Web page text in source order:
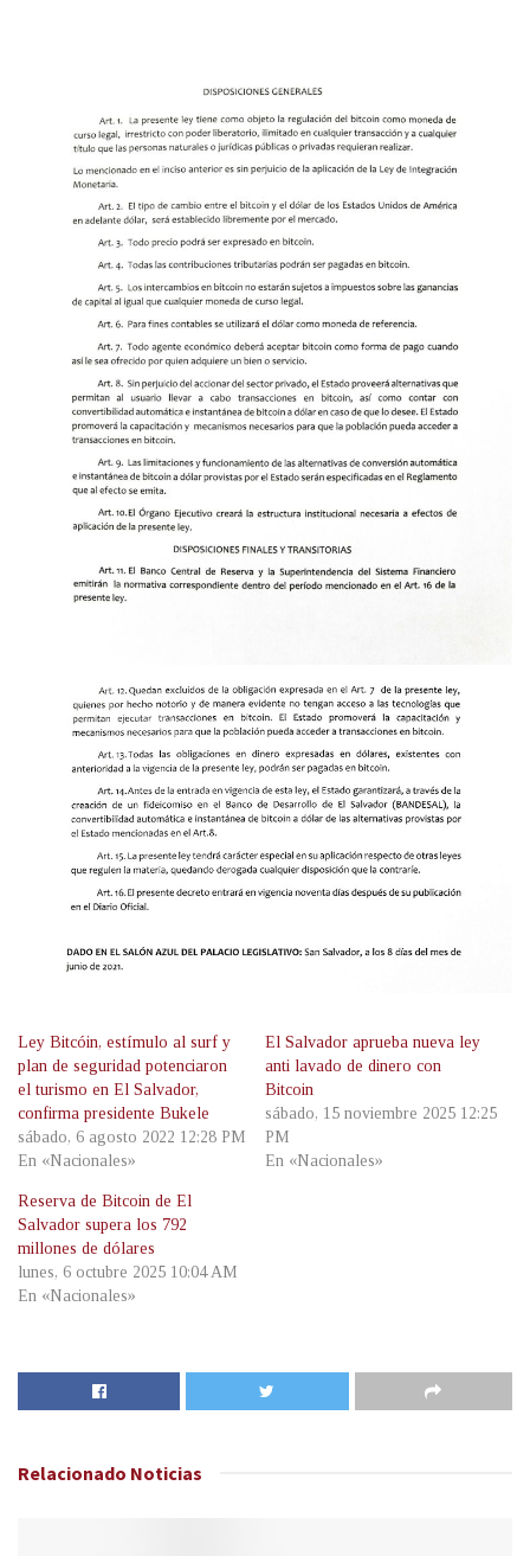
Ley Bitcóin, estímulo al surf y
plan de seguridad potenciaron
el turismo en El Salvador,
confirma presidente Bukele
sábado, 6 agosto 2022 12:28 PM
En «Nacionales»
El Salvador aprueba nueva ley
anti lavado de dinero con
Bitcoin
sábado, 15 noviembre 2025 12:25
PM
En «Nacionales»
Reserva de Bitcoin de El
Salvador supera los 792
millones de dólares
lunes, 6 octubre 2025 10:04 AM
En «Nacionales»
Relacionado Noticias